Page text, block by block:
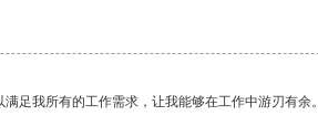
足我所有的工作需求，让我能够在工作中游刃有余。